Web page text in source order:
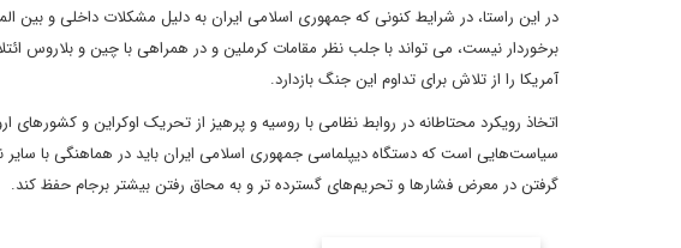
در این راستا، در شرایط کنونی که جمهوری اسلامی ایران به دلیل مشکلات داخلی و بین
برخوردار نیست، می تواند با جلب نظر مقامات کرملین و در همراهی با چین و بلاروس
آمریکا را از تلاش برای تداوم این جنگ بازدارد.
اتخاذ رویکرد محتاطانه در روابط نظامی با روسیه و پرهیز از تحریک اوکراین و کشورهای
سیاست‌هایی است که دستگاه دیپلماسی جمهوری اسلامی ایران باید در هماهنگی با سایر
گرفتن در معرض فشارها و تحریم‌های گسترده تر و به محاق رفتن بیشتر برجام حفظ کند.